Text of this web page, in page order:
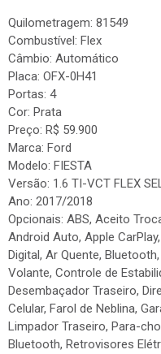
Quilometragem: 81549
Combustível: Flex
Câmbio: Automático
Placa: OFX-0H41
Portas: 4
Cor: Prata
Preço: R$ 59.900
Marca: Ford
Modelo: FIESTA
Versão: 1.6 TI-VCT FLEX
Ano: 2017/2018
Opcionais: ABS, Aceito
Android Auto, Apple
Digital, Ar Quente,
Volante, Controle de
Desembaçador Traseiro,
Celular, Farol de Neblina,
Limpador Traseiro, Para-
Bluetooth, Retrovisores